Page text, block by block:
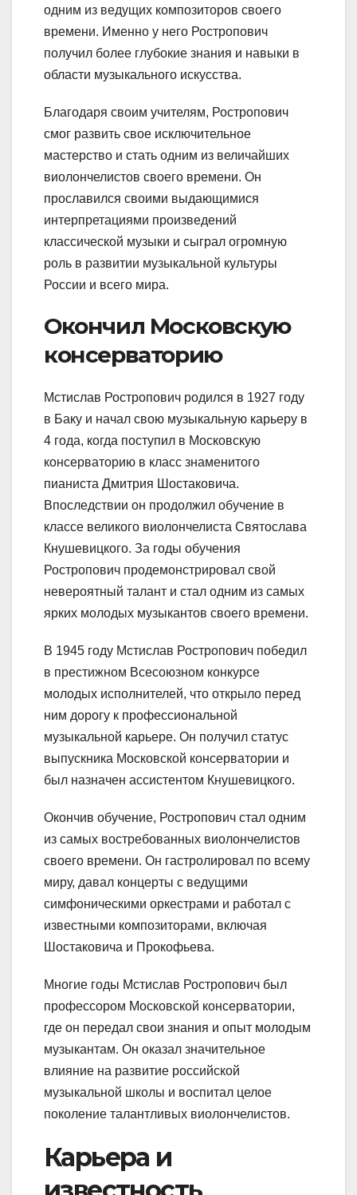
одним из ведущих композиторов своего
времени. Именно у него Ростропович
получил более глубокие знания и навыки в
области музыкального искусства.
Благодаря своим учителям, Ростропович
смог развить свое исключительное
мастерство и стать одним из величайших
виолончелистов своего времени. Он
прославился своими выдающимися
интерпретациями произведений
классической музыки и сыграл огромную
роль в развитии музыкальной культуры
России и всего мира.
Окончил Московскую
консерваторию
Мстислав Ростропович родился в 1927 году
в Баку и начал свою музыкальную карьеру в
4 года, когда поступил в Московскую
консерваторию в класс знаменитого
пианиста Дмитрия Шостаковича.
Впоследствии он продолжил обучение в
классе великого виолончелиста Святослава
Кнушевицкого. За годы обучения
Ростропович продемонстрировал свой
невероятный талант и стал одним из самых
ярких молодых музыкантов своего времени.
В 1945 году Мстислав Ростропович победил
в престижном Всесоюзном конкурсе
молодых исполнителей, что открыло перед
ним дорогу к профессиональной
музыкальной карьере. Он получил статус
выпускника Московской консерватории и
был назначен ассистентом Кнушевицкого.
Окончив обучение, Ростропович стал одним
из самых востребованных виолончелистов
своего времени. Он гастролировал по всему
миру, давал концерты с ведущими
симфоническими оркестрами и работал с
известными композиторами, включая
Шостаковича и Прокофьева.
Многие годы Мстислав Ростропович был
профессором Московской консерватории,
где он передал свои знания и опыт молодым
музыкантам. Он оказал значительное
влияние на развитие российской
музыкальной школы и воспитал целое
поколение талантливых виолончелистов.
Карьера и